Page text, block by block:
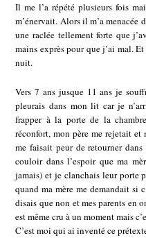
Il me l’a répété plusieurs fois
m’énervait. Alors il m’a menacée
une raclée tellement forte que
mains exprès pour que j’ai mal.
nuit.
Vers 7 ans jusque 11 ans je
pleurais dans mon lit car je
frapper à la porte de la
réconfort, mon père me rejetait
me faisait peur de retourner
couloir dans l’espoir que ma
jamais) et je clanchais leur porte
quand ma mère me demandait
disais que non et mes parents en
est même cru à un moment mais
C’est moi qui ai inventé ce